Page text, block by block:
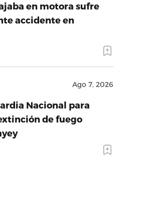
en motora sufre
accidente en
Ago 7, 2026
Nacional para
de fuego